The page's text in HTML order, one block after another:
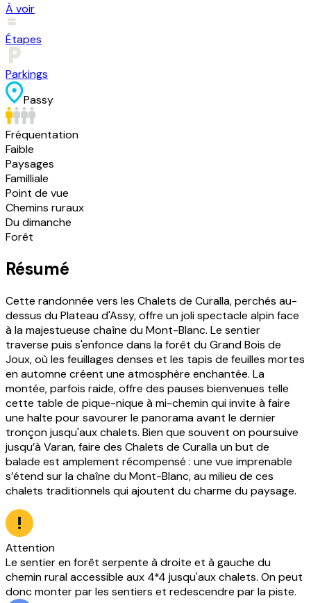
À voir
Étapes
Parkings
Passy
Fréquentation
Faible
Paysages
Familliale
Point de vue
Chemins ruraux
Du dimanche
Forêt
Résumé
Cette randonnée vers les Chalets de Curalla, perchés au-
dessus du Plateau d'Assy, offre un joli spectacle alpin face
à la majestueuse chaîne du Mont-Blanc. Le sentier
traverse puis s'enfonce dans la forêt du Grand Bois de
Joux, où les feuillages denses et les tapis de feuilles mortes
en automne créent une atmosphère enchantée. La
montée, parfois raide, offre des pauses bienvenues telle
cette table de pique-nique à mi-chemin qui invite à faire
une halte pour savourer le panorama avant le dernier
tronçon jusqu'aux chalets. Bien que souvent on poursuive
jusqu’à Varan, faire des Chalets de Curalla un but de
balade est amplement récompensé : une vue imprenable
s’étend sur la chaîne du Mont-Blanc, au milieu de ces
chalets traditionnels qui ajoutent du charme du paysage.
Attention
Le sentier en forêt serpente à droite et à gauche du
chemin rural accessible aux 4*4 jusqu'aux chalets. On peut
donc monter par les sentiers et redescendre par la piste.